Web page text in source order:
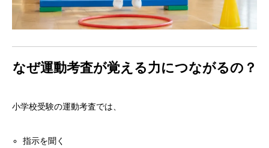
なぜ運動考査が覚える力につながるの？
小学校受験の運動考査では、
指示を聞く